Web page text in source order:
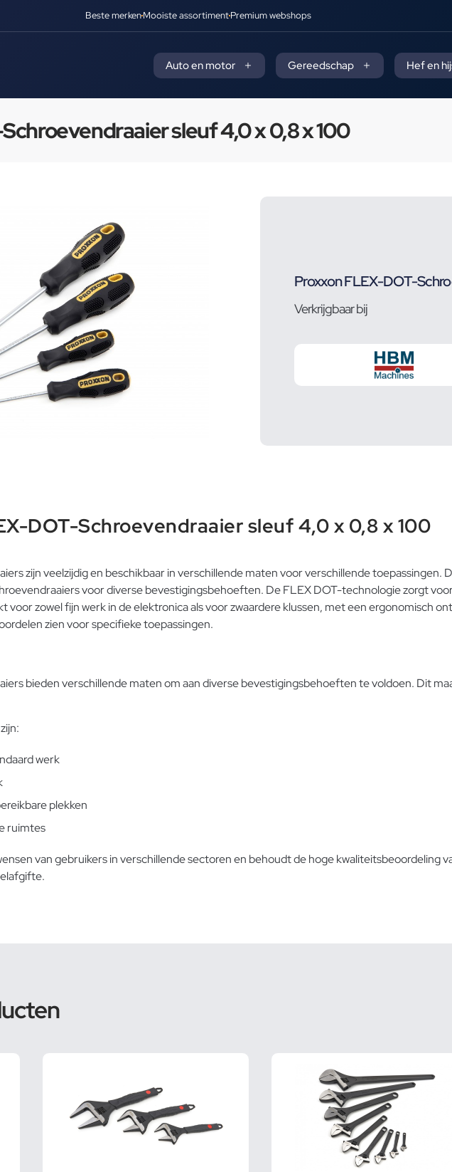
Beste merkenMooiste assortimentPremium webshops
Auto en motor Gereedschap Hef en
sleuf 4,0 x 0,8 x 100
Proxxon FLEX-DOT-
Verkrijgbaar bij
DOT-Schroevendraaier sleuf 4,0 x 0,8 x 100
zijn veelzijdig en beschikbaar in verschillende maten voor verschillende toepassingen.
voor diverse bevestigingsbehoeften. De FLEX DOT-technologie zorgt
voor zowel fijn werk in de elektronica als voor zwaardere klussen, met een ergonomisch
zien voor specifieke toepassingen.
bieden verschillende maten om aan diverse bevestigingsbehoeften te voldoen. Dit
werk
plekken
ruimtes
van gebruikers in verschillende sectoren en behoudt de hoge kwaliteitsbeoordeling